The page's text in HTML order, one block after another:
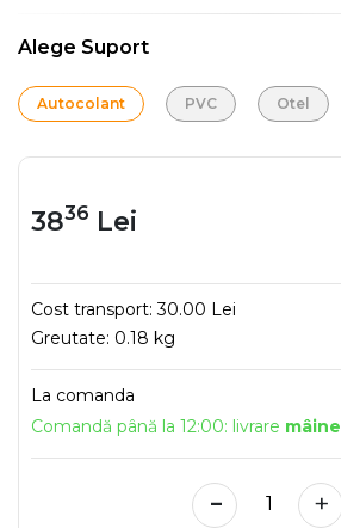
Alege Suport
Autocolant PVC Otel
3836 Lei
Cost transport:30.00 Lei
Greutate: 0.18 kg
La comanda
Comandă până la 12:00: livrare mâine
- +